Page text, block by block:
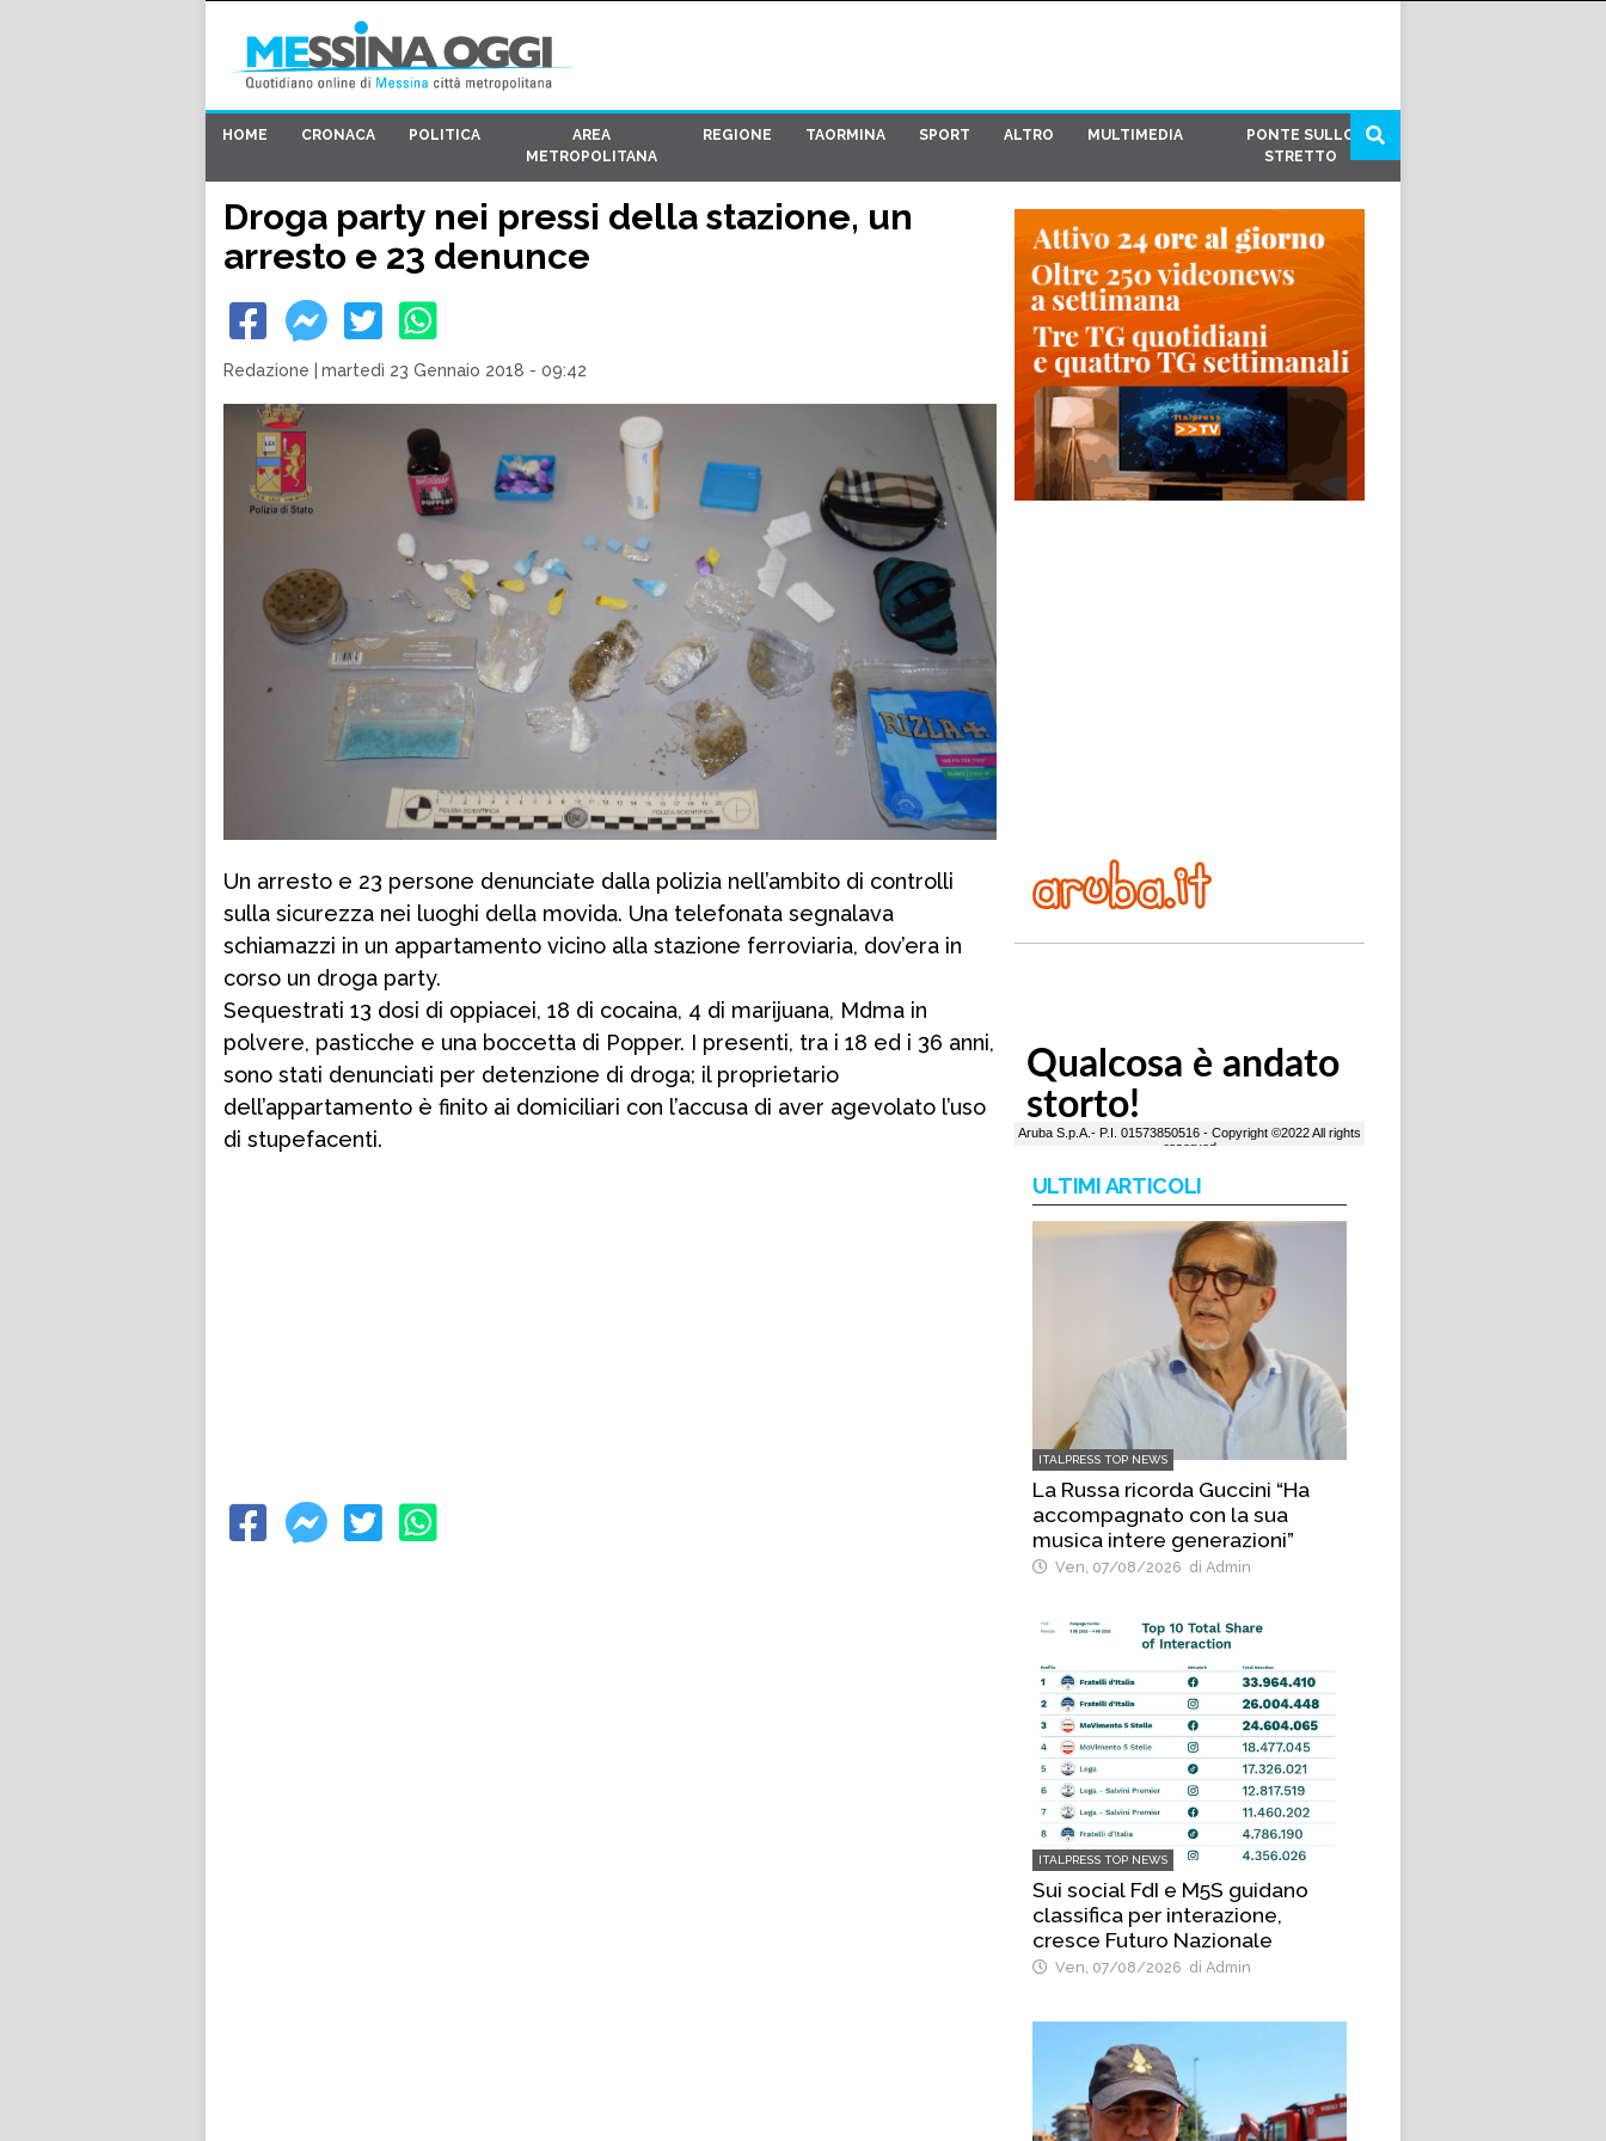
HOME CRONACA POLITICA
AREA
METROPOLITANA
REGIONE TAORMINA SPORT ALTRO MULTIMEDIA
PONTE SULLO
STRETTO
Droga party nei pressi della stazione, un
arresto e 23 denunce
Redazione martedì 23 Gennaio 2018 - 09:42
Un arresto e 23 persone denunciate dalla polizia nell’ambito di controlli
sulla sicurezza nei luoghi della movida. Una telefonata segnalava
schiamazzi in un appartamento vicino alla stazione ferroviaria, dov’era in
corso un droga party.
Sequestrati 13 dosi di oppiacei, 18 di cocaina, 4 di marijuana, Mdma in
polvere, pasticche e una boccetta di Popper. I presenti, tra i 18 ed i 36 anni,
sono stati denunciati per detenzione di droga; il proprietario
dell’appartamento è finito ai domiciliari con l’accusa di aver agevolato l’uso
di stupefacenti.
ULTIMI ARTICOLI
ITALPRESS TOP NEWS
La Russa ricorda Guccini “Ha
accompagnato con la sua
musica intere generazioni”
Ven, 07/08/2026 di Admin
ITALPRESS TOP NEWS
Sui social FdI e M5S guidano
classifica per interazione,
cresce Futuro Nazionale
Ven, 07/08/2026 di Admin